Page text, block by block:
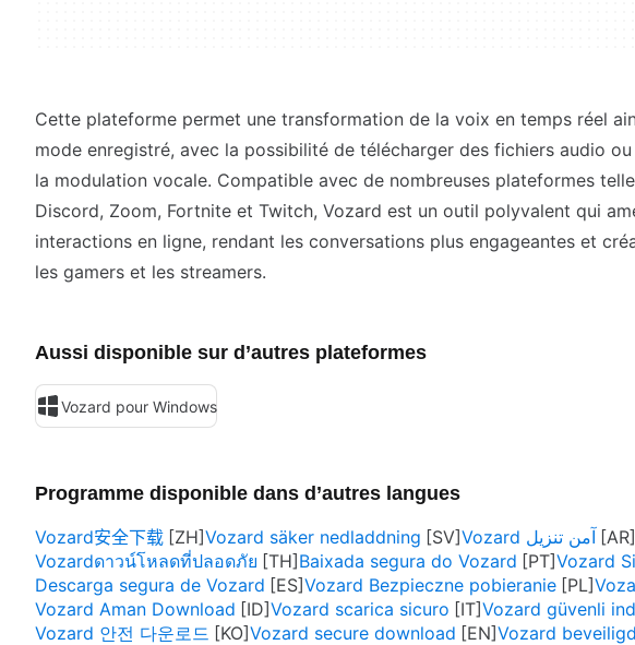
Cette plateforme permet une transformation de la voix en temps réel
mode enregistré, avec la possibilité de télécharger des fichiers audio
la modulation vocale. Compatible avec de nombreuses plateformes
Discord, Zoom, Fortnite et Twitch, Vozard est un outil polyvalent qui
interactions en ligne, rendant les conversations plus engageantes et
les gamers et les streamers.
Aussi disponible sur d’autres plateformes
Vozard pour Windows
Programme disponible dans d’autres langues
Vozard安全下载
Vozard säker nedladdning Vozard آمن تنزيل
Vozardดาวน์โหลดที่ปลอดภัย
Baixada segura do Vozard
Vozard
Descarga segura de Vozard
Vozard Bezpieczne pobieranie
Vozard Aman Download
Vozard scarica sicuro Vozard güvenli
Vozard 안전 다운로드
Vozard secure download Vozard